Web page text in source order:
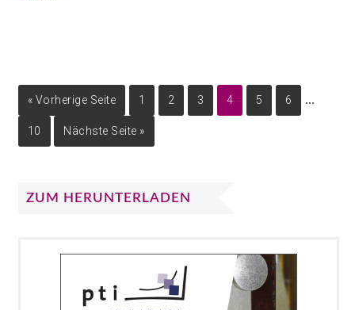
« Vorherige Seite 1 2 3 4 5 6 …
10 Nächste Seite »
ZUM HERUNTERLADEN